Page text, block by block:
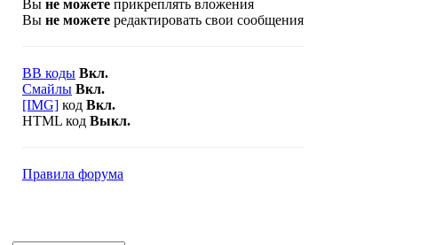
Вы не можете прикреплять вложения
Вы не можете редактировать свои сообщения
BB коды Вкл.
Смайлы Вкл.
[IMG] код Вкл.
HTML код Выкл.
Правила форума